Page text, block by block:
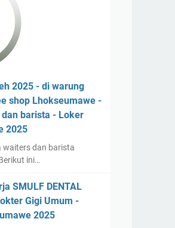
2025 - di warung
shop Lhokseumawe -
barista - Loker
2025
waiters dan barista
ini…
SMULF DENTAL
Gigi Umum -
2025